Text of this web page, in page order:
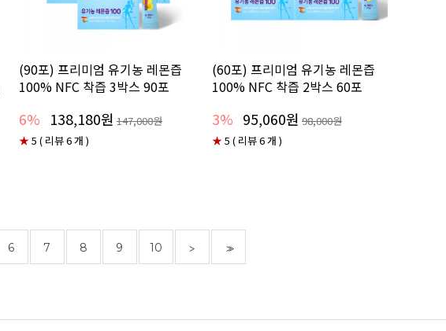
(90포) 프리미엄 유기농 레몬즙
100% NFC 착즙 3박스 90포
6% 138,180원 147,000원
★5 ( 리뷰 6 개 )
(60포) 프리미엄 유기농 레몬즙
100% NFC 착즙 2박스 60포
3% 95,060원 98,000원
★5 ( 리뷰 6 개 )
6 7 8 9 10 > >>